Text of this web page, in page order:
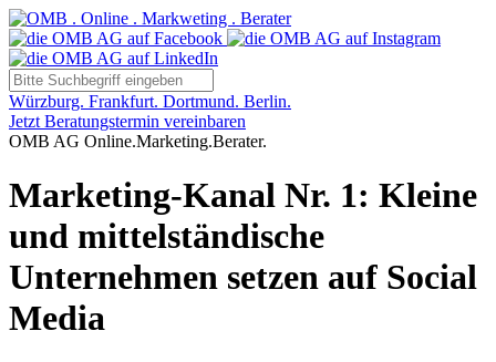
Würzburg. Frankfurt. Dortmund. Berlin.
Jetzt Beratungstermin vereinbaren
OMB AG Online.Marketing.Berater.
Marketing-Kanal Nr. 1: Kleine
und mittelständische
Unternehmen setzen auf Social
Media